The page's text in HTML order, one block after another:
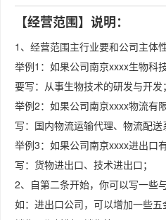
【经营范围】说明：
1、经营范围主行业要和公司主体
举例1：如果公司南京xxxx生物科
要写：从事生物技术的研发与开发；
举例2：如果公司南京xxxx物流有
写：国内物流运输代理、物流配送
举例3：如果公司南京xxxx进出口
写：货物进出口、技术进出口；
2、自第二条开始，你可以写一些
如：进出口公司，可以增加一些